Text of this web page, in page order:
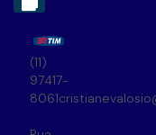
(11)
97417-
8061